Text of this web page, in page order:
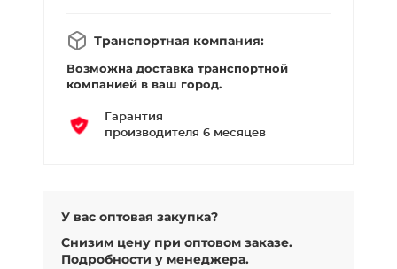
Транспортная компания:
Возможна доставка транспортной
компанией в ваш город.
Гарантия
производителя 6 месяцев
У вас оптовая закупка?
Снизим цену при оптовом заказе.
Подробности у менеджера.